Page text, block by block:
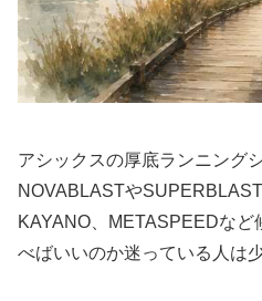
アシックスの厚底ランニング
NOVABLASTや
KAYANO、METASPEEDな
べばいいのか迷っている人は